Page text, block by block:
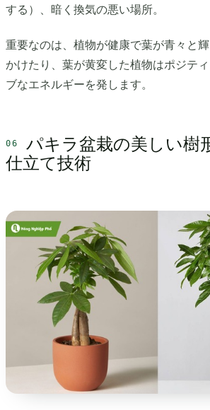
する）、暗く換気の悪い場所。
重要なのは、植物が健康で葉が青々と
かけたり、葉が黄変した植物はポジテ
ブなエネルギーを発します。
パキラ盆栽の美しい樹
仕立て技術